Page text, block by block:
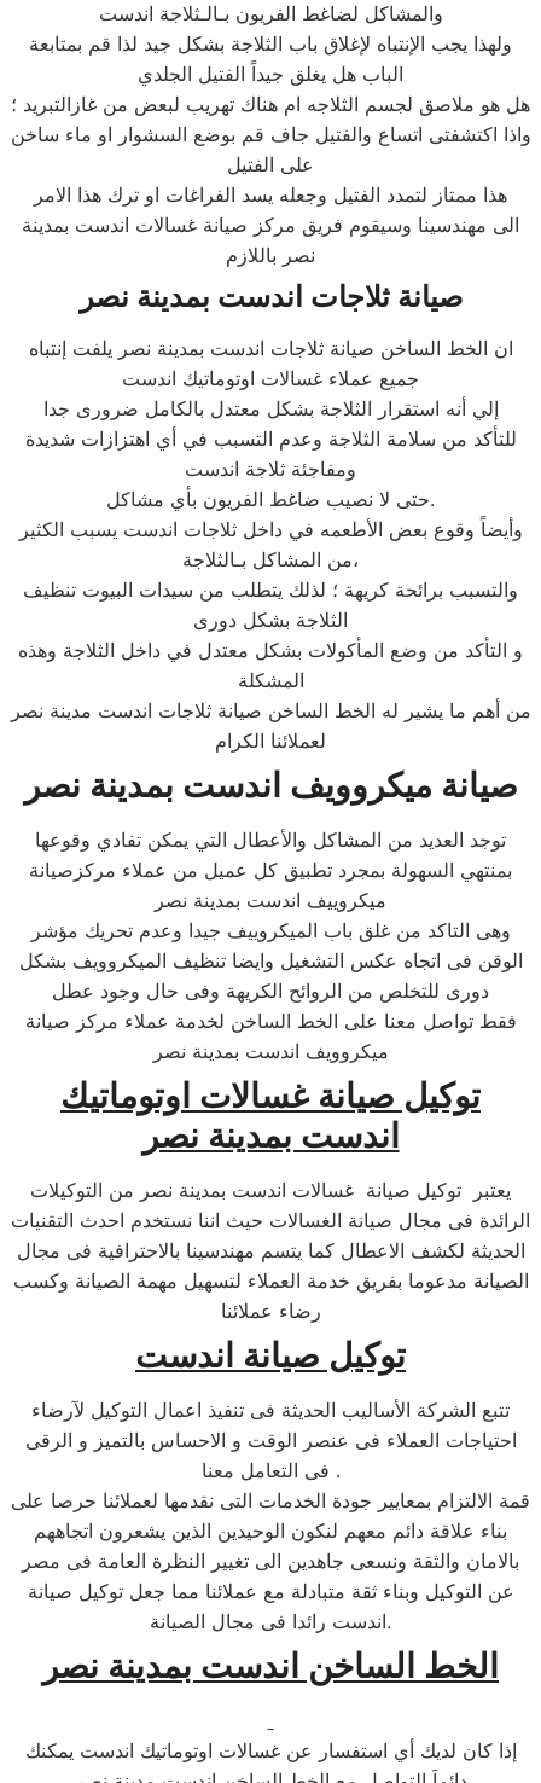
والمشاكل لضاغط الفريون بـالـثلاجة اندست
ولهذا يجب الإنتباه لإغلاق باب الثلاجة بشكل جيد لذا قم بمتابعة
الباب هل يغلق جيداً الفتيل الجلدي
هل هو ملاصق لجسم الثلاجه ام هناك تهريب لبعض من غازالتبريد ؛
واذا اكتشفتى اتساع والفتيل جاف قم بوضع السشوار او ماء ساخن
على الفتيل
هذا ممتاز لتمدد الفتيل وجعله يسد الفراغات او ترك هذا الامر
الى مهندسينا وسيقوم فريق مركز صيانة غسالات اندست بمدينة
نصر باللازم
صيانة ثلاجات اندست بمدينة نصر
ان الخط الساخن صيانة ثلاجات اندست بمدينة نصر يلفت إنتباه
جميع عملاء غسالات اوتوماتيك اندست
إلي أنه استقرار الثلاجة بشكل معتدل بالكامل ضرورى جدا
للتأكد من سلامة الثلاجة وعدم التسبب في أي اهتزازات شديدة
ومفاجئة ثلاجة اندست
حتى لا نصيب ضاغط الفريون بأي مشاكل.
وأيضاً وقوع بعض الأطعمه في داخل ثلاجات اندست يسبب الكثير
من المشاكل بـالثلاجة،
والتسبب برائحة كريهة ؛ لذلك يتطلب من سيدات البيوت تنظيف
الثلاجة بشكل دورى
و التأكد من وضع المأكولات بشكل معتدل في داخل الثلاجة وهذه
المشكلة
من أهم ما يشير له الخط الساخن صيانة ثلاجات اندست مدينة نصر
لعملائنا الكرام
صيانة ميكروويف اندست بمدينة نصر
توجد العديد من المشاكل والأعطال التي يمكن تفادي وقوعها
بمنتهي السهولة بمجرد تطبيق كل عميل من عملاء مركزصيانة
ميكروييف اندست بمدينة نصر
وهى التاكد من غلق باب الميكروييف جيدا وعدم تحريك مؤشر
الوقن فى اتجاه عكس التشغيل وايضا تنظيف الميكروويف بشكل
دورى للتخلص من الروائح الكريهة وفى حال وجود عطل
فقط تواصل معنا على الخط الساخن لخدمة عملاء مركز صيانة
ميكروويف اندست بمدينة نصر
توكيل صيانة غسالات اوتوماتيك
اندست بمدينة نصر
يعتبر توكيل صيانة غسالات اندست بمدينة نصر من التوكيلات
الرائدة فى مجال صيانة الغسالات حيث اننا نستخدم احدث التقنيات
الحديثة لكشف الاعطال كما يتسم مهندسينا بالاحترافية فى مجال
الصيانة مدعوما بفريق خدمة العملاء لتسهيل مهمة الصيانة وكسب
رضاء عملائنا
توكيل صيانة اندست
تتبع الشركة الأساليب الحديثة فى تنفيذ اعمال التوكيل لآرضاء
احتياجات العملاء فى عنصر الوقت و الاحساس بالتميز و الرقى
فى التعامل معنا .
قمة الالتزام بمعايير جودة الخدمات التى نقدمها لعملائنا حرصا على
بناء علاقة دائم معهم لنكون الوحيدين الذين يشعرون اتجاههم
بالامان والثقة ونسعى جاهدين الى تغيير النظرة العامة فى مصر
عن التوكيل وبناء ثقة متبادلة مع عملائنا مما جعل توكيل صيانة
اندست رائدا فى مجال الصيانة.
الخط الساخن اندست بمدينة نصر
إذا كان لديك أي استفسار عن غسالات اوتوماتيك اندست يمكنك